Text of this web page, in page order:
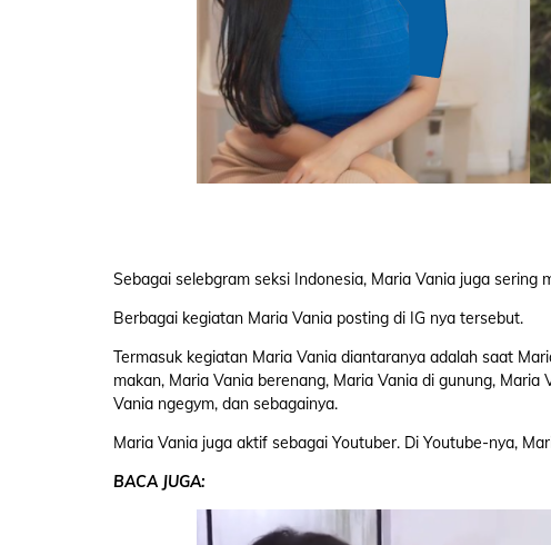
Sebagai selebgram seksi Indonesia, Maria Vania juga
Berbagai kegiatan Maria Vania posting di IG nya tersebut.
Termasuk kegiatan Maria Vania diantaranya adalah saat
makan, Maria Vania berenang, Maria Vania di gunung,
Vania ngegym, dan sebagainya.
Maria Vania juga aktif sebagai Youtuber. Di Youtube-nya,
BACA JUGA: